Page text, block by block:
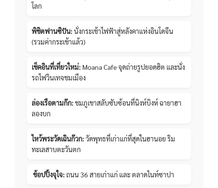
โลก
พิชิตฟานซิปัน:นั่งกระเช้าไฟฟ้าสู่หลังคาแห่งอินโดจีน
(รวมค่ากระเช้าแล้ว)
เช็คอินที่เที่ยวใหม่: Moana Cafe จุดถ่ายรูปยอดฮิต และนั่ง
รถไฟวินเทจชมเมือง
ล่องเรือตามก๊ก:ชมภูเขาสลับซับซ้อนที่นิงห์บิงห์ ฉายาฮา
ลองบก
ไหว้พระวัดเฉินก๊วก:วัดพุทธที่เก่าแก่ที่สุดในฮานอย ริม
ทะเลสาบตะวันตก
ช้อปปิ้งจุใจ:ถนน 36 สายเก่าแก่ และ ตลาดไนท์ซาปา